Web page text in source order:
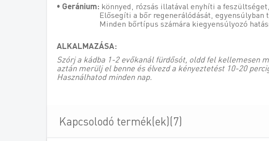
• Geránium: könnyed, rózsás illatával enyhíti a
Elősegíti a bőr regenerálódását, egyensúlyban
Minden bőrtípus számára kiegyensúlyozó
ALKALMAZÁSA:
Szórj a kádba 1-2 evőkanál fürdősót, oldd fel kellemesen
aztán merülj el benne és élvezd a kényeztetést 10-20
Használhatod minden nap.
Kapcsolodó termék(ek)(7)